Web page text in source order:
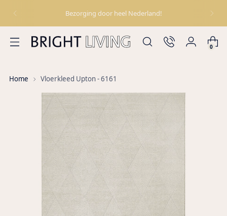
Bezorging door heel Nederland!
0
Home Vloerkleed Upton - 6161